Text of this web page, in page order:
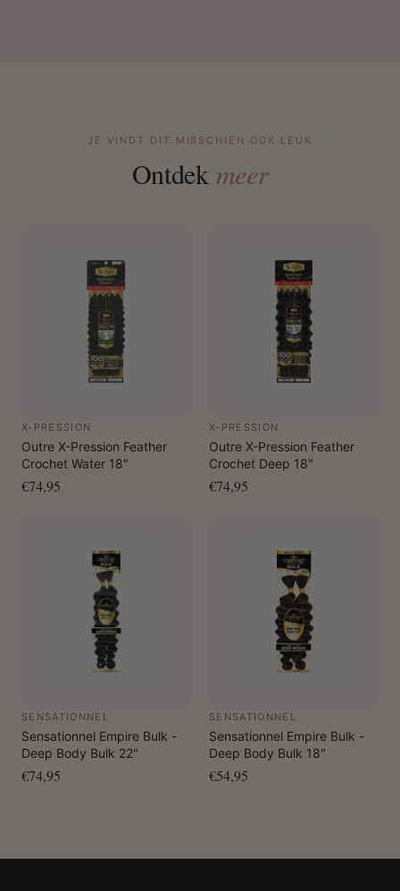
JE VINDT DIT MISSCHIEN OOK LEUK
Ontdek meer
X-PRESSION
Outre X-Pression Feather
Crochet Water 18"
€74,95
X-PRESSION
Outre X-Pression Feather
Crochet Deep 18"
€74,95
SENSATIONNEL
Sensationnel Empire Bulk -
Deep Body Bulk 22"
€74,95
SENSATIONNEL
Sensationnel Empire Bulk -
Deep Body Bulk 18"
€54,95